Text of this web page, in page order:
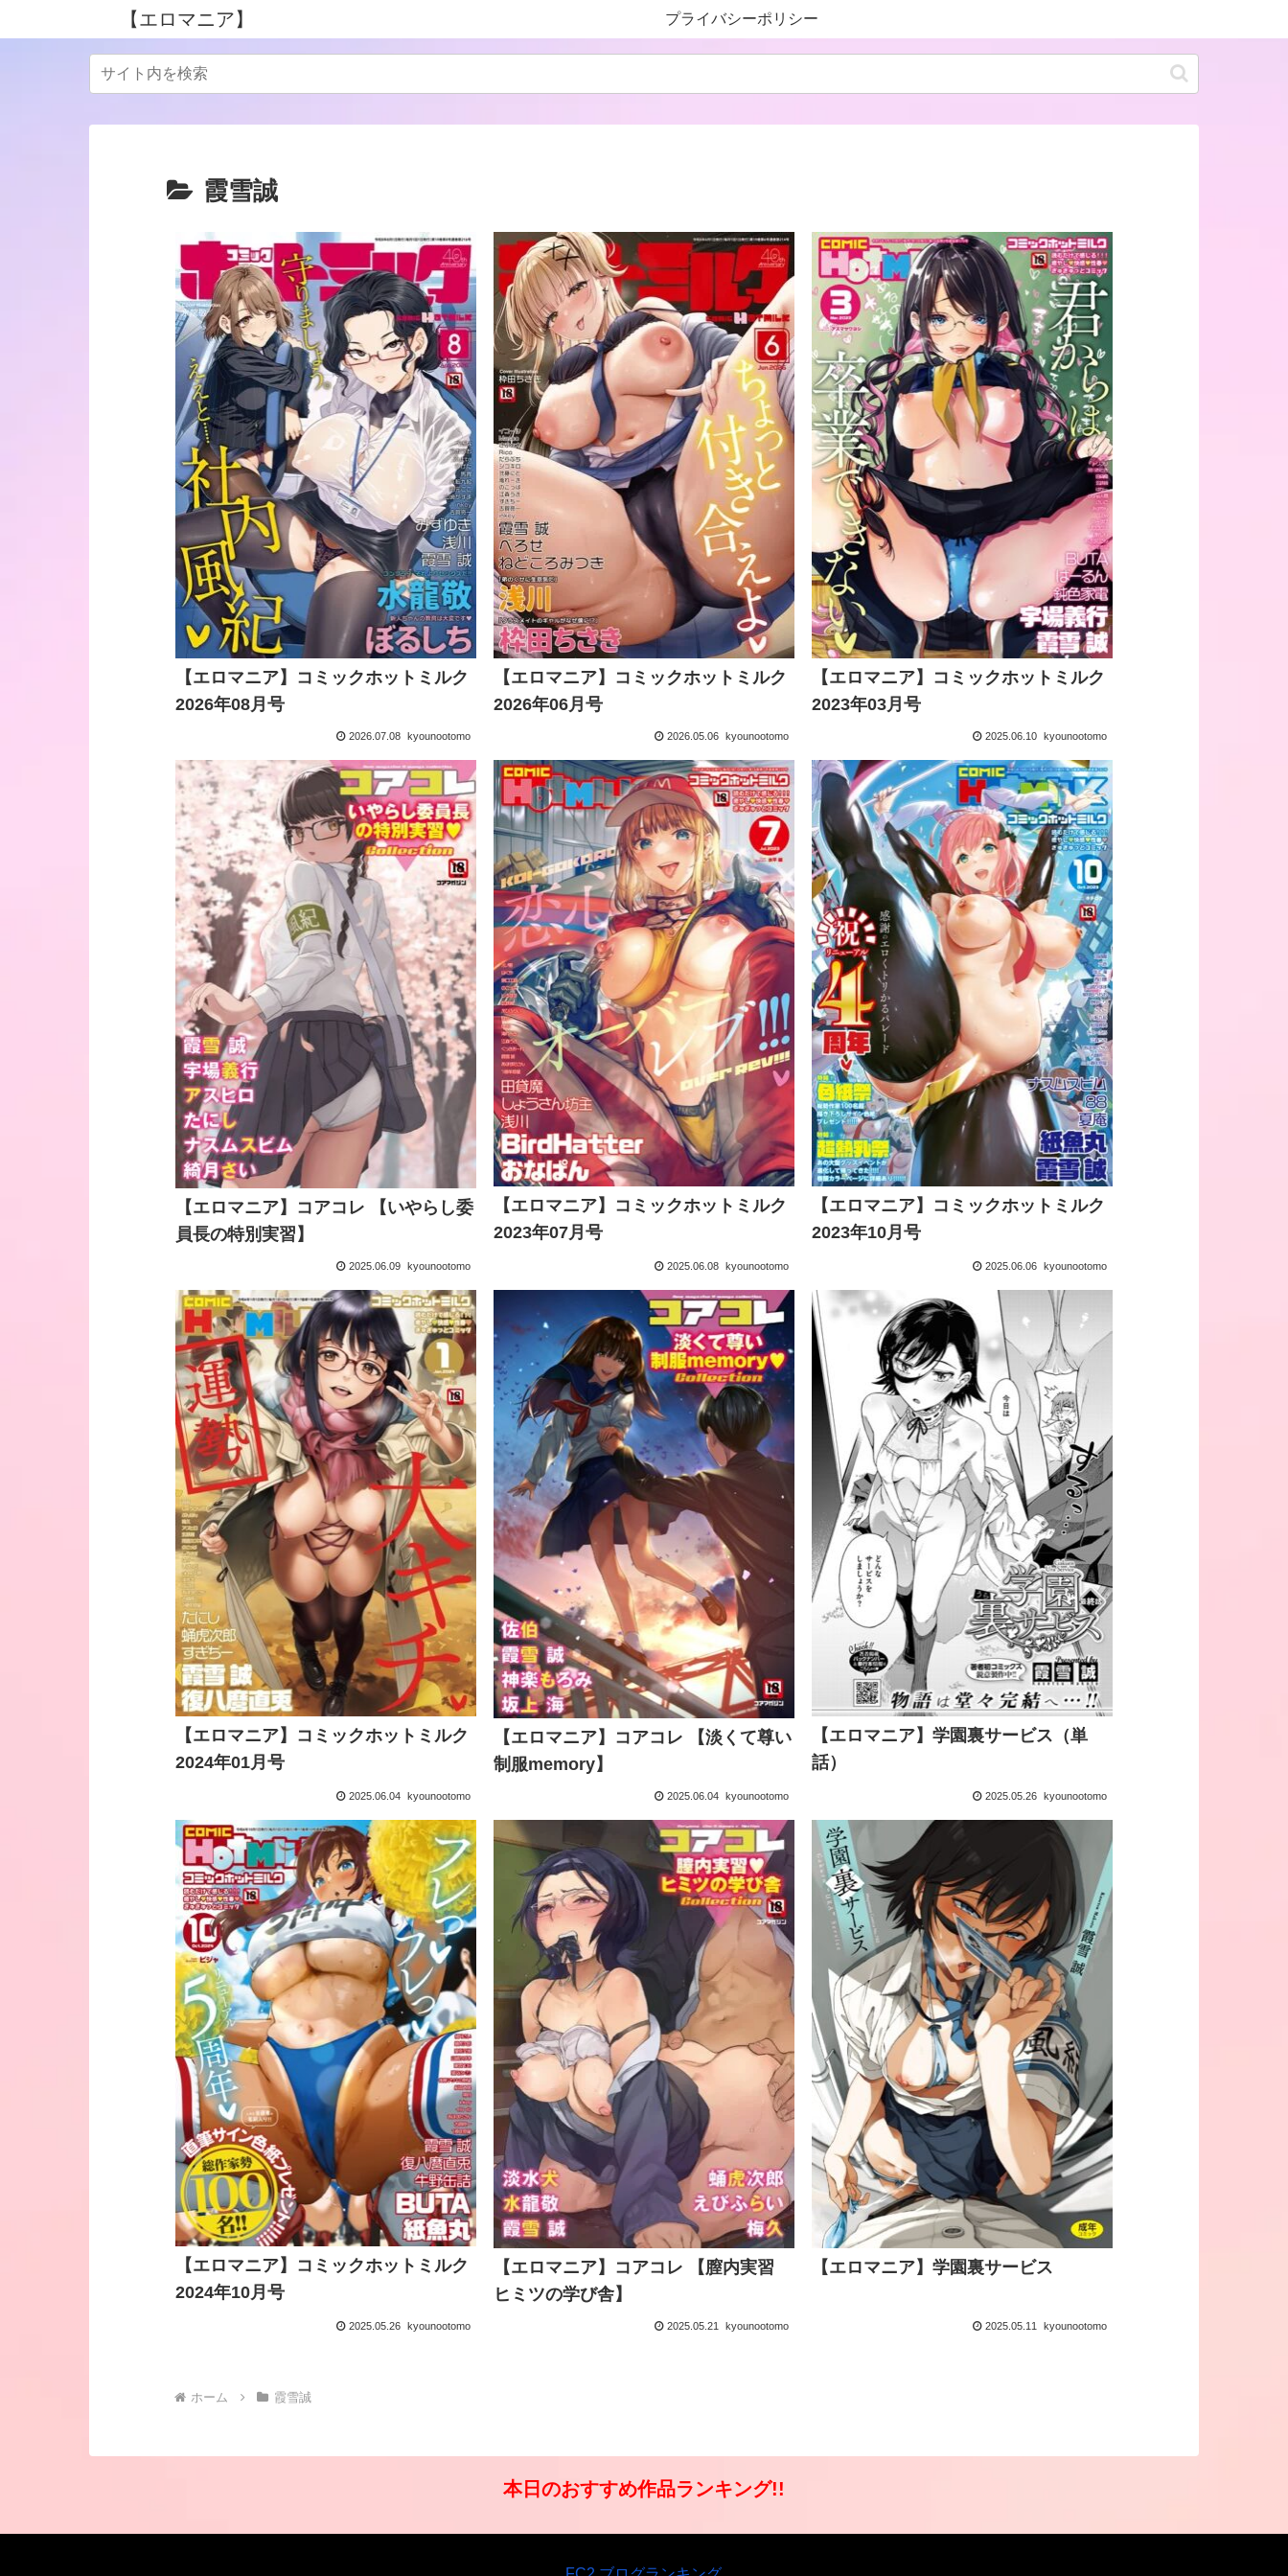
【エロマニア】 プライバシーポリシー
霞雪誠
【エロマニア】コミックホットミルク
2026年08月号
2026.07.08 kyounootomo
【エロマニア】コミックホットミルク
2026年06月号
2026.05.06 kyounootomo
【エロマニア】コミックホットミルク
2023年03月号
2025.06.10 kyounootomo
【エロマニア】コアコレ 【いやらし委
員長の特別実習】
2025.06.09 kyounootomo
【エロマニア】コミックホットミルク
2023年07月号
2025.06.08 kyounootomo
【エロマニア】コミックホットミルク
2023年10月号
2025.06.06 kyounootomo
【エロマニア】コミックホットミルク
2024年01月号
2025.06.04 kyounootomo
【エロマニア】コアコレ 【淡くて尊い
制服memory】
2025.06.04 kyounootomo
【エロマニア】学園裏サービス（単
話）
2025.05.26 kyounootomo
【エロマニア】コミックホットミルク
2024年10月号
2025.05.26 kyounootomo
【エロマニア】コアコレ 【膣内実習
ヒミツの学び舎】
2025.05.21 kyounootomo
【エロマニア】学園裏サービス
2025.05.11 kyounootomo
ホーム 霞雪誠
本日のおすすめ作品ランキング!!